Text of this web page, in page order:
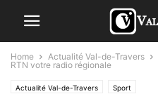
Home Actualité Val-de-Travers
RTN votre radio régionale
Actualité Val-de-Travers Sport